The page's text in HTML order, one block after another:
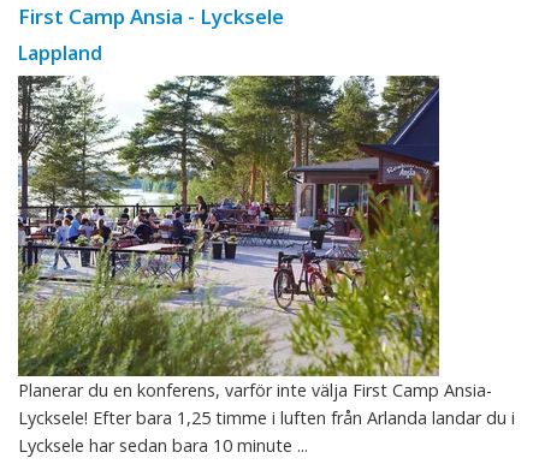
First Camp Ansia - Lycksele
Lappland
Planerar du en konferens, varför inte välja First Camp Ansia-
Lycksele! Efter bara 1,25 timme i luften från Arlanda landar du i
Lycksele har sedan bara 10 minute ...